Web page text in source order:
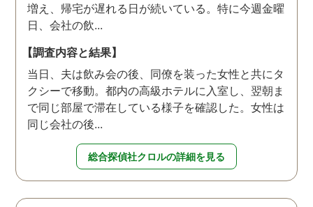
増え、帰宅が遅れる日が続いている。特に今週金曜
日、会社の飲...
【調査内容と結果】
当日、夫は飲み会の後、同僚を装った女性と共にタ
クシーで移動。都内の高級ホテルに入室し、翌朝ま
で同じ部屋で滞在している様子を確認した。女性は
同じ会社の後...
総合探偵社クロルの詳細を見る